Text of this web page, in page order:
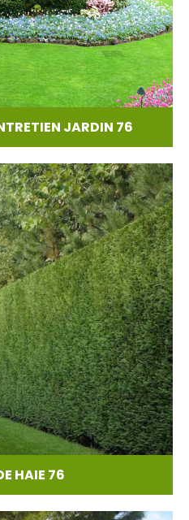
JARDIN 76
HAIE 76